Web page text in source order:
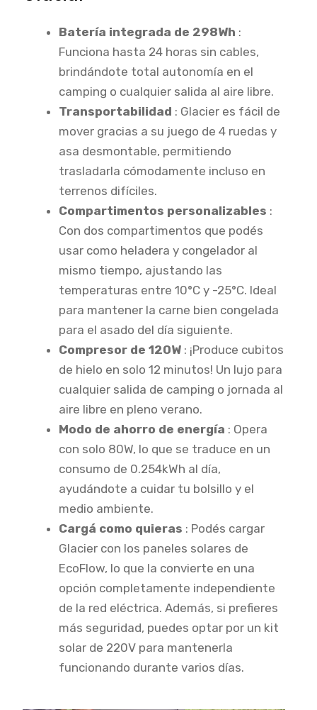
Batería integrada de 298Wh :
Funciona hasta 24 horas sin cables,
brindándote total autonomía en el
camping o cualquier salida al aire libre.
Transportabilidad : Glacier es fácil de
mover gracias a su juego de 4 ruedas y
asa desmontable, permitiendo
trasladarla cómodamente incluso en
terrenos difíciles.
Compartimentos personalizables :
Con dos compartimentos que podés
usar como heladera y congelador al
mismo tiempo, ajustando las
temperaturas entre 10°C y -25°C. Ideal
para mantener la carne bien congelada
para el asado del día siguiente.
Compresor de 120W : ¡Produce cubitos
de hielo en solo 12 minutos! Un lujo para
cualquier salida de camping o jornada al
aire libre en pleno verano.
Modo de ahorro de energía : Opera
con solo 80W, lo que se traduce en un
consumo de 0.254kWh al día,
ayudándote a cuidar tu bolsillo y el
medio ambiente.
Cargá como quieras : Podés cargar
Glacier con los paneles solares de
EcoFlow, lo que la convierte en una
opción completamente independiente
de la red eléctrica. Además, si prefieres
más seguridad, puedes optar por un kit
solar de 220V para mantenerla
funcionando durante varios días.